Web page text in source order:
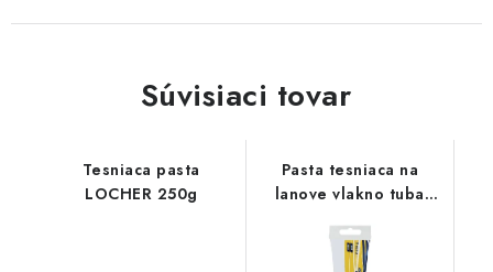
Súvisiaci tovar
Tesniaca pasta
LOCHER 250g
Pasta tesniaca na
lanove vlakno tuba